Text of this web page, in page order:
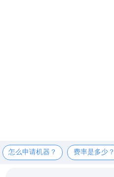
怎么申请机器？ 费率是多少？